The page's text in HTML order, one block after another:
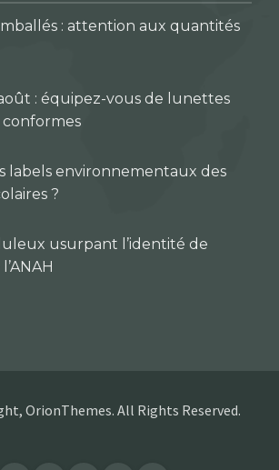
: attention aux quantités
: équipez-vous de lunettes
labels environnementaux des
?
usurpant l’identité de
OrionThemes. All Rights Reserved.